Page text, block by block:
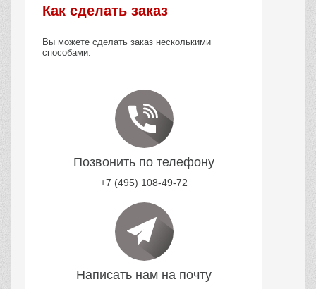
Как сделать заказ
Вы можете сделать заказ несколькими
способами:
Позвонить по телефону
+7 (495) 108-49-72
Написать нам на почту